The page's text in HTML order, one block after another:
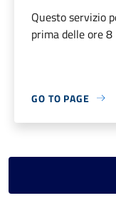
Questo servizio
prima delle ore 8
GO TO PAGE